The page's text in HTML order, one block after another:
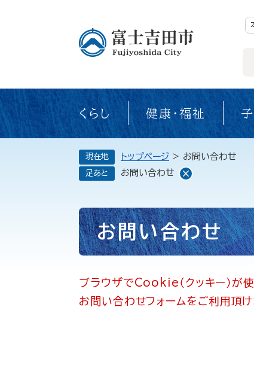
くらし 健康・福祉
現在地 トップページ > お問い合わせ
足あと お問い合わせ
本
文
お問い合わせ
ブラウザでCookie（クッキー）が
お問い合わせフォームをご利用頂け